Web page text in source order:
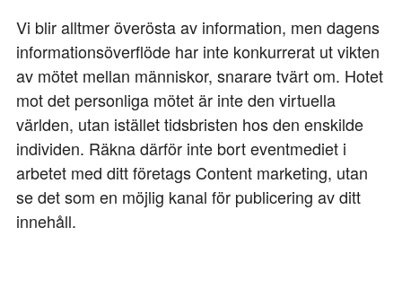
Vi blir alltmer överösta av information, men dagens
informationsöverflöde har inte konkurrerat ut vikten
av mötet mellan människor, snarare tvärt om. Hotet
mot det personliga mötet är inte den virtuella
världen, utan istället tidsbristen hos den enskilde
individen. Räkna därför inte bort eventmediet i
arbetet med ditt företags Content marketing, utan
se det som en möjlig kanal för publicering av ditt
innehåll.